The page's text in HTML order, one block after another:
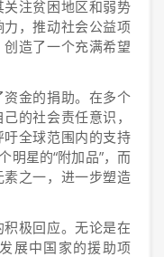
注贫困地区和弱势
，推动社会公益项
造了一个充满希望
金的捐助。在多个
的社会责任意识，
全球范围内的支持
明星的“附加品”，而
之一，进一步塑造
极回应。无论是在
展中国家的援助项